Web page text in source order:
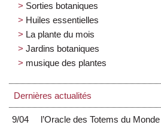
Sorties botaniques
Huiles essentielles
La plante du mois
Jardins botaniques
musique des plantes
Dernières actualités
9/04 l’Oracle des Totems du